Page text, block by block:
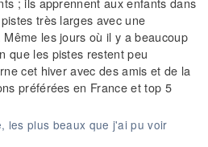
très larges avec une
les jours où il y a beaucoup
que les pistes restent peu
cet hiver avec des amis et de la
préférées en France et top 5
les plus beaux que j'ai pu voir